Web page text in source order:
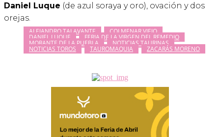
Daniel Luque (de azul soraya y oro), ovación y dos
orejas.
ALEJANDRO TALAVANTE COLMENAR VIEJO
DANIEL LUQUE FERIA DE LA VIRGEN DEL REMEDIO
MORANTE DE LA PUEBLA NOTICIAS TAURINAS
NOTICIAS TOROS TAUROMAQUIA ZACARÁS MORENO